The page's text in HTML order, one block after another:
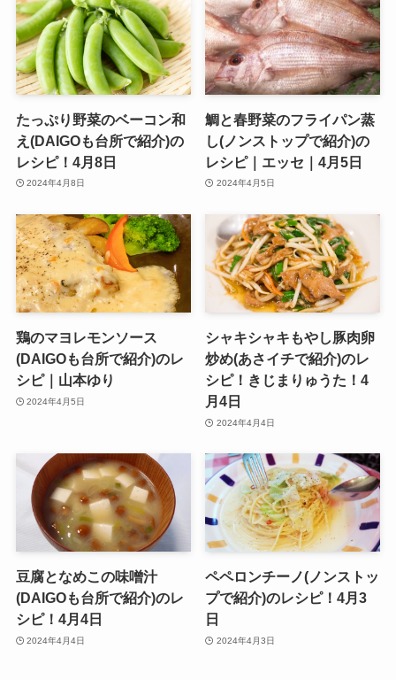
たっぷり野菜のベーコン和
え(DAIGOも台所で紹介)の
レシピ！4月8日
2024年4月8日
鯛と春野菜のフライパン蒸
し(ノンストップで紹介)の
レシピ｜エッセ｜4月5日
2024年4月5日
鶏のマヨレモンソース
(DAIGOも台所で紹介)のレ
シピ｜山本ゆり
2024年4月5日
シャキシャキもやし豚肉卵
炒め(あさイチで紹介)のレ
シピ！きじまりゅうた！4
月4日
2024年4月4日
豆腐となめこの味噌汁
(DAIGOも台所で紹介)のレ
シピ！4月4日
2024年4月4日
ペペロンチーノ(ノンストッ
プで紹介)のレシピ！4月3
日
2024年4月3日